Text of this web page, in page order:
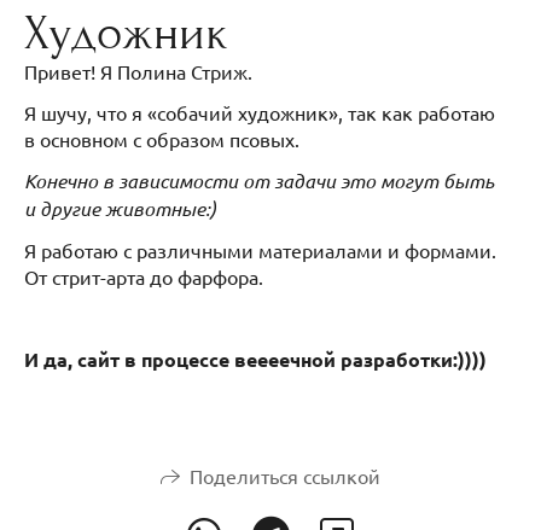
Художник
Привет! Я Полина Стриж.
Я шучу, что я «собачий художник», так как работаю
в основном с образом псовых.
Конечно в зависимости от задачи это могут быть
и другие животные:)
Я работаю с различными материалами и формами.
От стрит-арта до фарфора.
И да, сайт в процессе веееечной разработки:))))
Поделиться ссылкой